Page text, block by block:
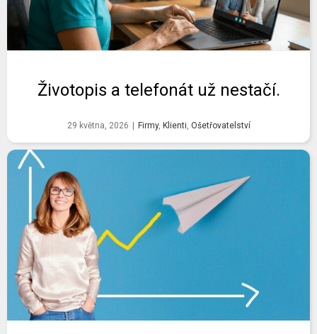
Životopis a telefonát už nestačí.
29 května, 2026 Firmy, Klienti, Ošetřovatelství